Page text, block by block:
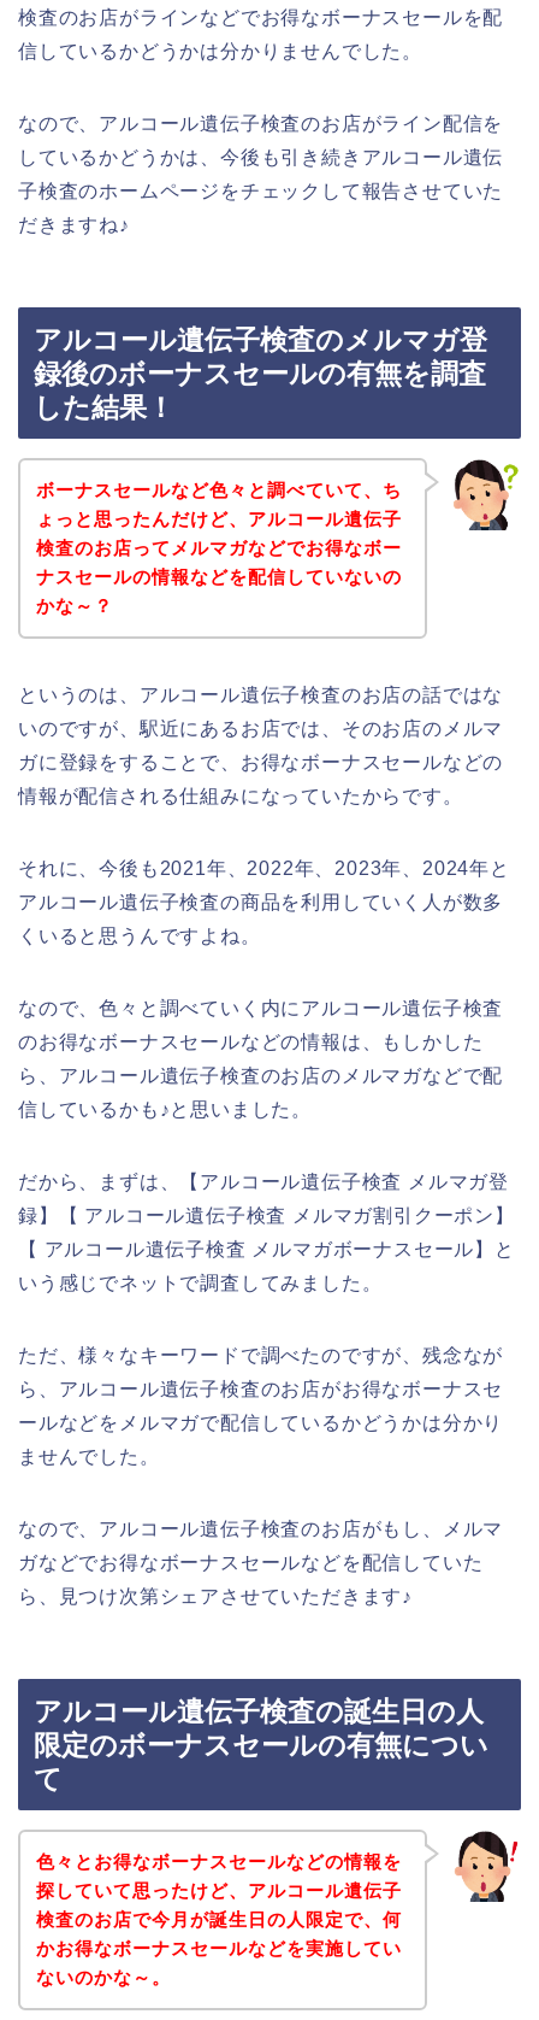
検査のお店がラインなどでお得なボーナスセールを配
信しているかどうかは分かりませんでした。
なので、アルコール遺伝子検査のお店がライン配信を
しているかどうかは、今後も引き続きアルコール遺伝
子検査のホームページをチェックして報告させていた
だきますね♪
アルコール遺伝子検査のメルマガ登
録後のボーナスセールの有無を調査
した結果！
ボーナスセールなど色々と調べていて、ち
ょっと思ったんだけど、アルコール遺伝子
検査のお店ってメルマガなどでお得なボー
ナスセールの情報などを配信していないの
かな～？
というのは、アルコール遺伝子検査のお店の話ではな
いのですが、駅近にあるお店では、そのお店のメルマ
ガに登録をすることで、お得なボーナスセールなどの
情報が配信される仕組みになっていたからです。
それに、今後も2021年、2022年、2023年、2024年と
アルコール遺伝子検査の商品を利用していく人が数多
くいると思うんですよね。
なので、色々と調べていく内にアルコール遺伝子検査
のお得なボーナスセールなどの情報は、もしかした
ら、アルコール遺伝子検査のお店のメルマガなどで配
信しているかも♪と思いました。
だから、まずは、【アルコール遺伝子検査 メルマガ登
録】【 アルコール遺伝子検査 メルマガ割引クーポン】
【 アルコール遺伝子検査 メルマガボーナスセール】と
いう感じでネットで調査してみました。
ただ、様々なキーワードで調べたのですが、残念なが
ら、アルコール遺伝子検査のお店がお得なボーナスセ
ールなどをメルマガで配信しているかどうかは分かり
ませんでした。
なので、アルコール遺伝子検査のお店がもし、メルマ
ガなどでお得なボーナスセールなどを配信していた
ら、見つけ次第シェアさせていただきます♪
アルコール遺伝子検査の誕生日の人
限定のボーナスセールの有無につい
て
色々とお得なボーナスセールなどの情報を
探していて思ったけど、アルコール遺伝子
検査のお店で今月が誕生日の人限定で、何
かお得なボーナスセールなどを実施してい
ないのかな～。